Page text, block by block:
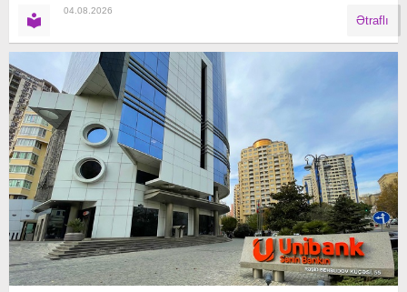
04.08.2026
Ətraflı